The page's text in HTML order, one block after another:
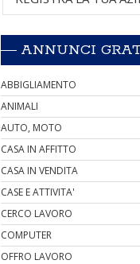
ANNUNCI
ABBIGLIAMENTO
ANIMALI
AUTO, MOTO
CASA IN AFFITTO
CASA IN VENDITA
CASE E ATTIVITA'
CERCO LAVORO
COMPUTER
OFFRO LAVORO